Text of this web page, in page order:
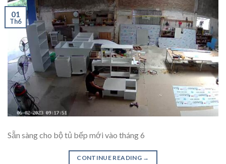
01
Th6
Sẵn sàng cho bộ tủ bếp mới vào tháng 6
CONTINUE READING →